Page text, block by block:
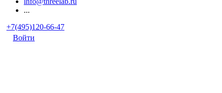
...
+7(495)120-66-47
Войти